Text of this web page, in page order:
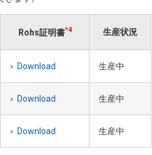
Rohs証明書*4 生産状況
Download 生産中
Download 生産中
Download 生産中